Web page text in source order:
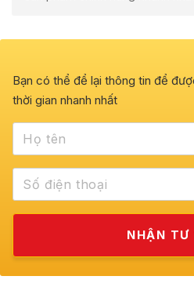
Bạn có thể để lại thông tin để
thời gian nhanh nhất